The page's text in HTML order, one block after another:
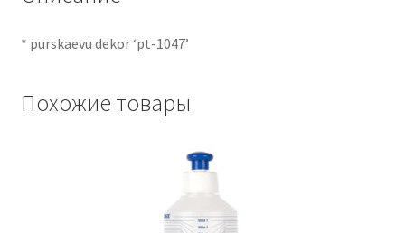
* purskaevu dekor ‘pt-1047’
Похожие товары